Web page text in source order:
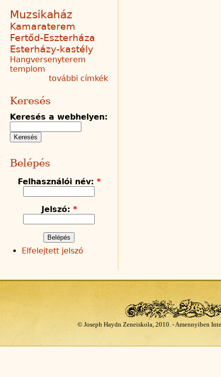
Muzsikaház
Kamaraterem
Fertőd-Eszterháza
Esterházy-kastély
Hangversenyterem
templom
további címkék
Keresés
Keresés a webhelyen:
Belépés
Felhasználói név: *
Jelszó: *
Elfelejtett jelszó
© Joseph Haydn Zeneiskola, 2010. - Amennyiben